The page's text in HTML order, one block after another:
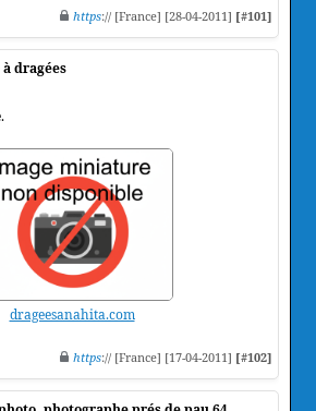
https:// [France] [28-04-2011] [#101]
dragées
drageesanahita.com
https:// [France] [17-04-2011] [#102]